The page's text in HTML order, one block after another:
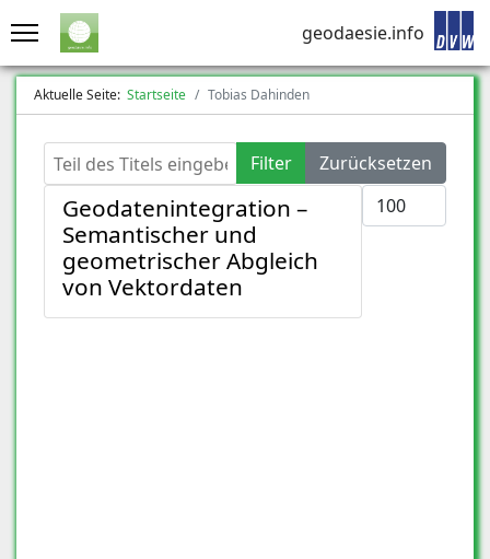
geodaesie.info
Aktuelle Seite: Startseite Tobias Dahinden
Teil des Titels eingeben Filter
Zurücksetzen
Anzeige #
Geodatenintegration –
Semantischer und
geometrischer Abgleich
von Vektordaten